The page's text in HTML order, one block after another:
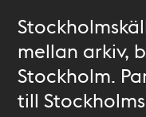
mellan arkiv,
Stockholm.
till